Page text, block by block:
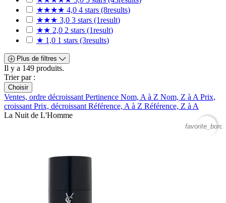
★★★★ 4,0 4 stars (8results)
★★★ 3,0 3 stars (1result)
★★ 2,0 2 stars (1result)
★ 1,0 1 stars (3results)
Plus de filtres
Il y a 149 produits.
Trier par :
Choisir
Ventes, ordre décroissant Pertinence Nom, A à Z Nom, Z à A Prix,
croissant Prix, décroissant Référence, A à Z Référence, Z à A
La Nuit de L'Homme